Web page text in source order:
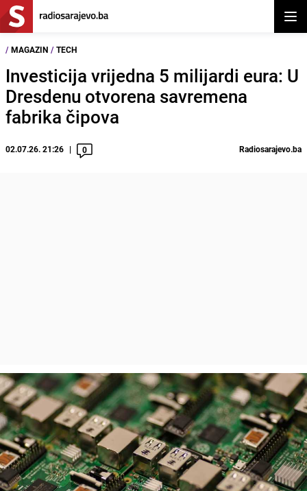
/ MAGAZIN / TECH
Investicija vrijedna 5 milijardi eura: U
Dresdenu otvorena savremena
fabrika čipova
02.07.26. 21:26 0 Radiosarajevo.ba